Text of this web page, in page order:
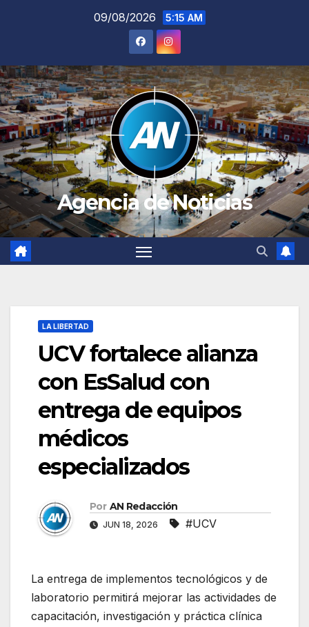
09/08/2026 5:15 AM
Agencia de Noticias
LA LIBERTAD
UCV fortalece alianza
con EsSalud con
entrega de equipos
médicos
especializados
Por AN Redacción
JUN 18, 2026 #UCV
La entrega de implementos tecnológicos y de
laboratorio permitirá mejorar las actividades de
capacitación, investigación y práctica clínica